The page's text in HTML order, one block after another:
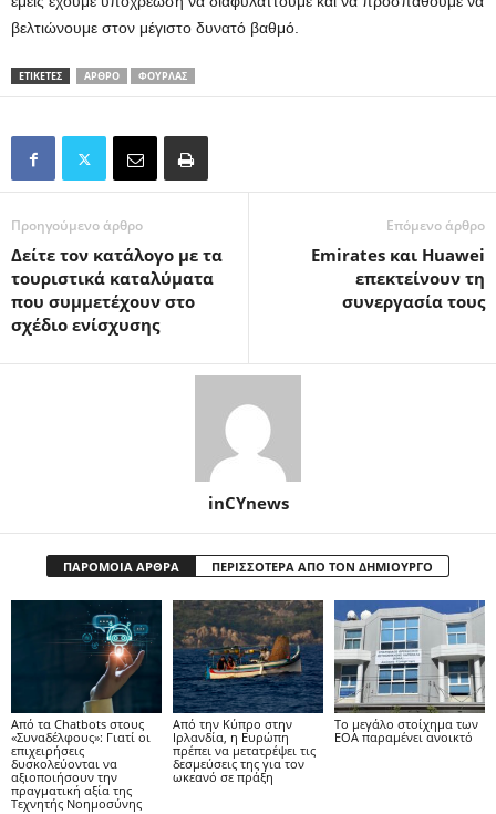
βελτιώνουμε στον μέγιστο δυνατό βαθμό.
ΕΤΙΚΕΤΕΣ ΆΡΘΡΟ ΦΟΥΡΛΆΣ
Προηγούμενο άρθρο
Δείτε τον κατάλογο με τα
τουριστικά καταλύματα
που συμμετέχουν στο
σχέδιο ενίσχυσης
Επόμενο άρθρο
Emirates και Huawei
επεκτείνουν τη
συνεργασία τους
inCYnews
ΠΑΡΟΜΟΙΑ ΑΡΘΡΑ ΠΕΡΙΣΣΟΤΕΡΑ ΑΠΟ ΤΟΝ ΔΗΜΙΟΥΡΓΟ
Από τα Chatbots στους
«Συναδέλφους»: Γιατί οι
επιχειρήσεις
δυσκολεύονται να
αξιοποιήσουν την
πραγματική αξία της
Τεχνητής Νοημοσύνης
Από την Κύπρο στην
Ιρλανδία, η Ευρώπη
πρέπει να μετατρέψει τις
δεσμεύσεις της για τον
ωκεανό σε πράξη
Το μεγάλο στοίχημα των
ΕΟΑ παραμένει ανοικτό